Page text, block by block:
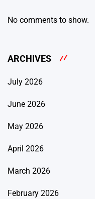
No comments to show.
ARCHIVES
July 2026
June 2026
May 2026
April 2026
March 2026
February 2026